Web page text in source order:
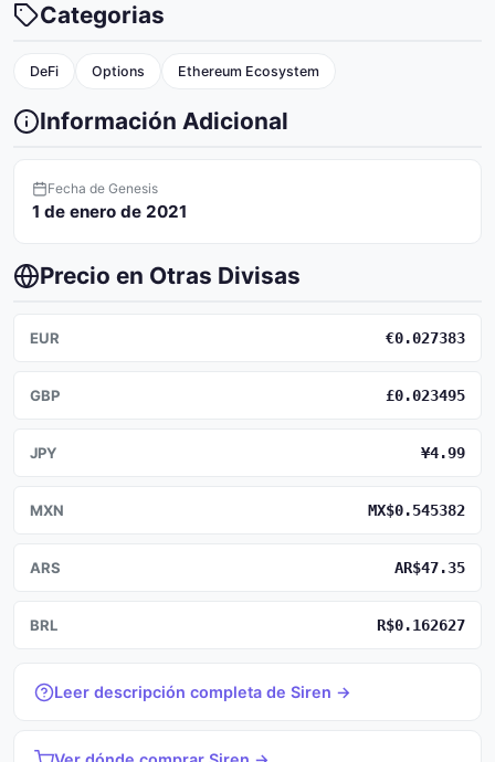
Categorias
DeFi Options Ethereum Ecosystem
Información Adicional
Fecha de Genesis
1 de enero de 2021
Precio en Otras Divisas
EUR €0.027383
GBP £0.023495
JPY ¥4.99
MXN MX$0.545382
ARS AR$47.35
BRL R$0.162627
Leer descripción completa de Siren →